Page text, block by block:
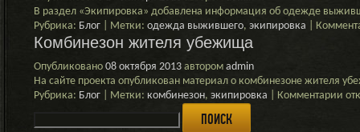
вида
персонажа:
В раздел «Экипировка» добавлена информация об одежде
Рубрика: Блог Метки: одежда выжившего, экипировка
Комбинезон жителя убежища
Опубликовано 08 октября 2013 автором admin
На сайте проекта опубликован материал о комбинезоне жителя
Рубрика: Блог Метки: комбинезон, экипировка Комментарии к